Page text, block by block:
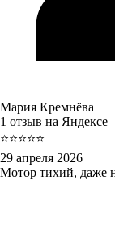
Мария Кремнёва
1 отзыв на Яндексе
⭐⭐⭐⭐⭐
29 апреля 2026
Мотор тихий, даже